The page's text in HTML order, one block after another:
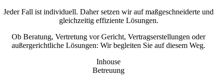
Jeder Fall ist individuell. Daher setzen wir auf maßgeschneiderte und
gleichzeitig effiziente Lösungen.
Ob Beratung, Vertretung vor Gericht, Vertragserstellungen oder
außergerichtliche Lösungen: Wir begleiten Sie auf diesem Weg.
Inhouse
Betreuung